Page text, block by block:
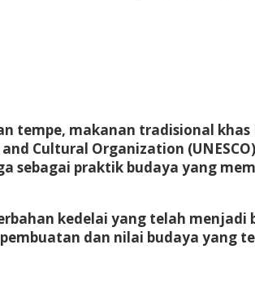
tempe, makanan tradisional
Cultural Organization (UNESCO)
sebagai praktik budaya yang
kedelai yang telah
dan nilai budaya yang